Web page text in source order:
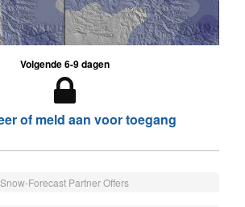
Volgende 6-9 dagen
of meld aan voor toegang
Snow-Forecast Partner Offers